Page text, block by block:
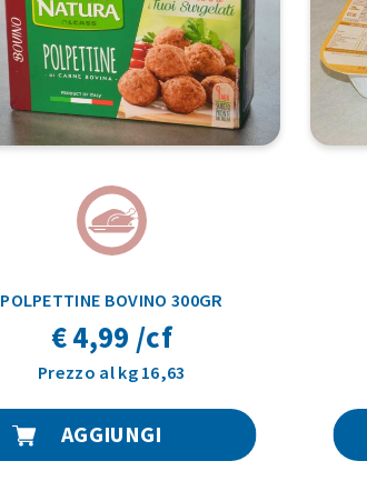
POLPETTINE BOVINO 300GR
€ 4,99 /cf
Prezzo al kg 16,63
AGGIUNGI